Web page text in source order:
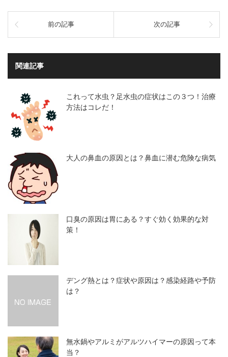
前の記事 次の記事
関連記事
これって水虫？足水虫の症状はこの３つ！治療
方法はコレだ！
大人の鼻血の原因とは？鼻血に潜む危険な病気
口臭の原因は胃にある？すぐ効く効果的な対
策！
デング熱とは？症状や原因は？感染経路や予防
は？
無水鍋やアルミがアルツハイマーの原因って本
当？